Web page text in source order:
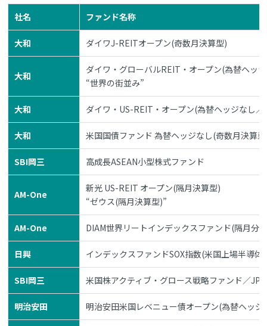
社名 ファンド名称
大和 ダイワJ-REITオープン(奇数月決算型)
大和
ダイワ・グローバルREIT・オープン(為替ヘッ
“世界の街並み”
大和 ダイワ・US-REIT・オープン(為替ヘッジなし
大和 米国国債ファンド 為替ヘッジなし(奇数月決算
SBI岡三 高成長ASEAN小型株式ファンド
AM-One
新光 US-REIT オープン(隔月決算型)
“ゼウス(隔月決算型)”
AM-One DIAM世界リートインデックスファンド(隔月分
日興 インデックスファンドSOX指数(米国上場半導体
SBI岡三 米国株アクティブ・グロース戦略ファンド／
明治安田 明治安田米国レベニュー債オープン(為替ヘッジ